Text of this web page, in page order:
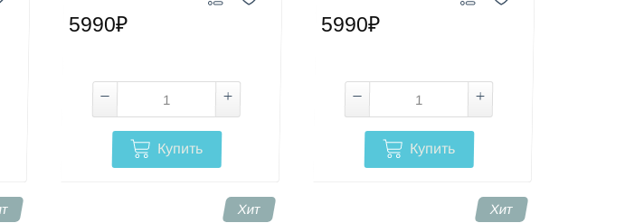
5990₽
Купить
5990₽
Купить
Хит Хит